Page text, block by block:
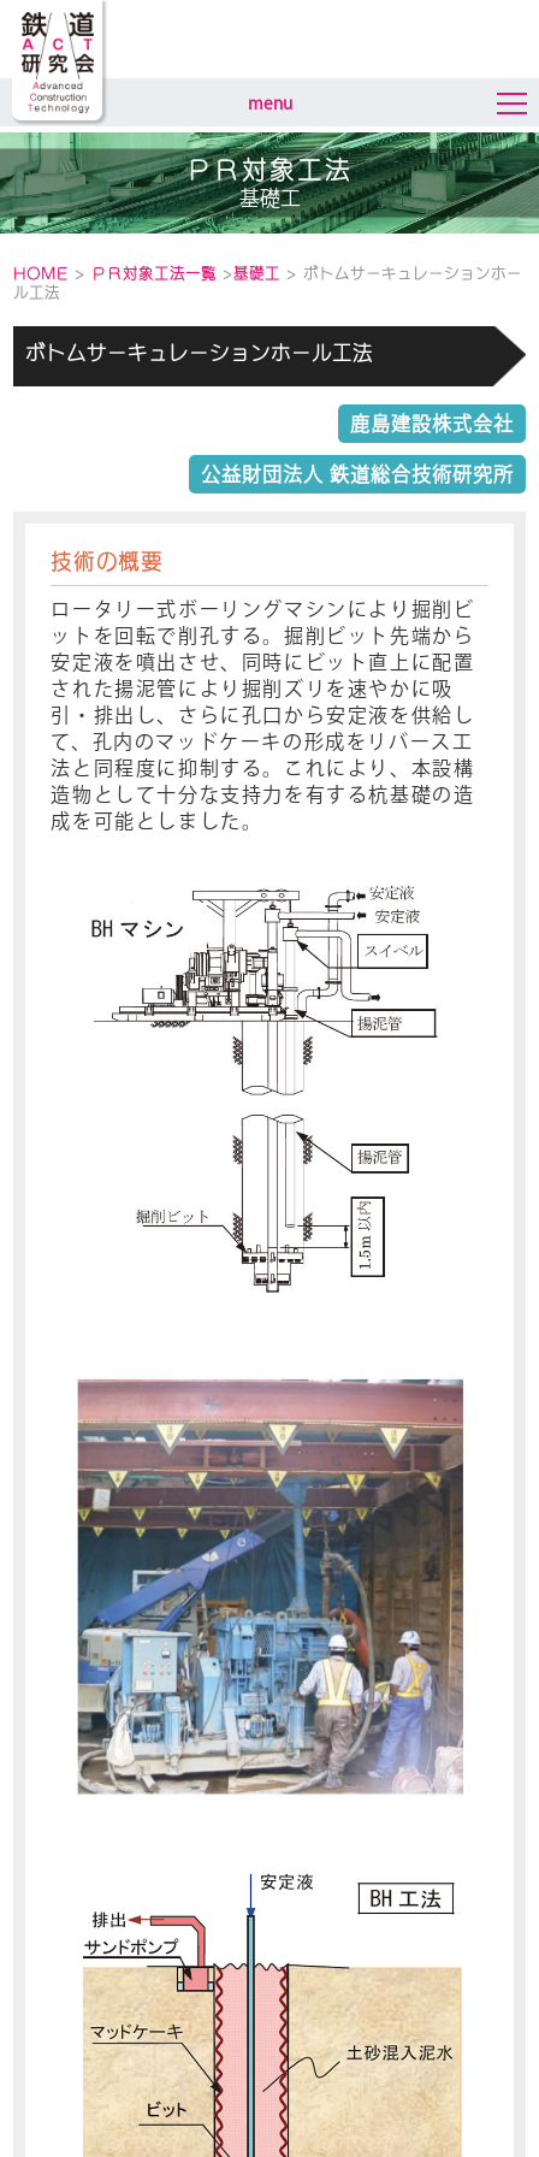
menu
ＰＲ対象工法
基礎工
HOME > ＰＲ対象工法一覧 >基礎工 > ボトムサーキュレーションホー
ル工法
ボトムサーキュレーションホール工法
鹿島建設株式会社
公益財団法人 鉄道総合技術研究所
技術の概要
ロータリー式ボーリングマシンにより掘削ビ
ットを回転で削孔する。掘削ビット先端から
安定液を噴出させ、同時にビット直上に配置
された揚泥管により掘削ズリを速やかに吸
引・排出し、さらに孔口から安定液を供給し
て、孔内のマッドケーキの形成をリバース工
法と同程度に抑制する。これにより、本設構
造物として十分な支持力を有する杭基礎の造
成を可能としました。